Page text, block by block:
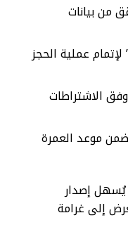
من بيانات
عملية الحجز
الاشتراطات
موعد العمرة
إصدار
إلى غرامة